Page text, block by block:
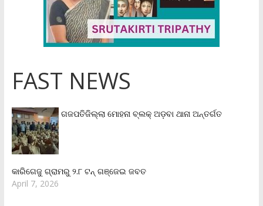
FAST NEWS
ଗଜପତିଜିଲ୍ଲା ମୋହନା ବ୍ଲକ୍‌ ଅଡ଼ବା ଥାନା ଅନ୍ତର୍ଗତ
କାରିଗେଜୁ ଗ୍ରାମରୁ ୨.୮ ଟନ୍ ଗଞ୍ଜେଇ ଜବତ
April 7, 2026